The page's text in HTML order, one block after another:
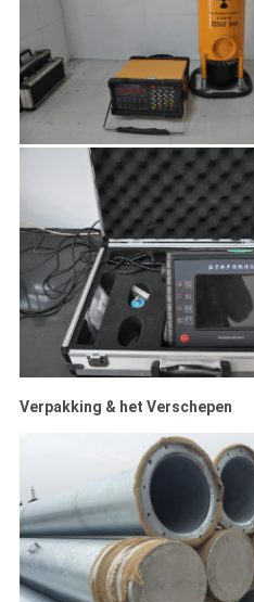
Verpakking & het Verschepen